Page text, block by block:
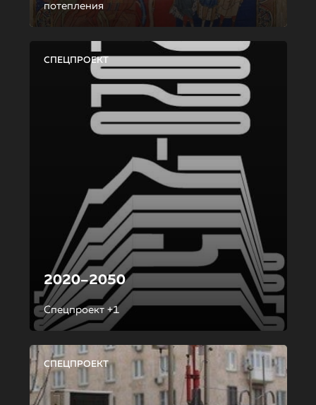
потепления
СПЕЦПРОЕКТ
2020–2050
Спецпроект +1
СПЕЦПРОЕКТ